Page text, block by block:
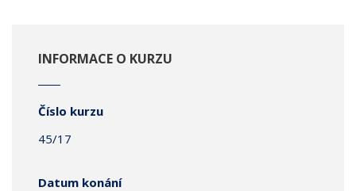
INFORMACE O KURZU
Číslo kurzu
45/17
Datum konání